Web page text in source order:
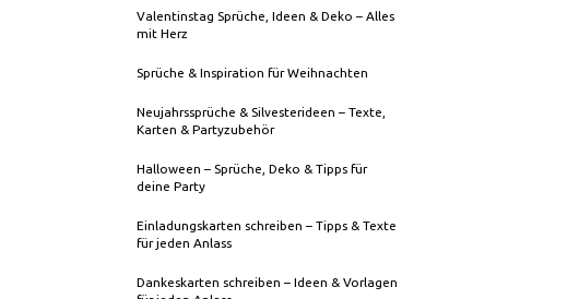
Valentinstag Sprüche, Ideen & Deko – Alles
mit Herz
Sprüche & Inspiration für Weihnachten
Neujahrssprüche & Silvesterideen – Texte,
Karten & Partyzubehör
Halloween – Sprüche, Deko & Tipps für
deine Party
Einladungskarten schreiben – Tipps & Texte
für jeden Anlass
Dankeskarten schreiben – Ideen & Vorlagen